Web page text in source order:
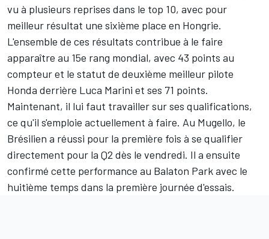
vu à plusieurs reprises dans le top 10, avec pour
meilleur résultat une sixième place en Hongrie.
L'ensemble de ces résultats contribue à le faire
apparaître au 15e rang mondial, avec 43 points au
compteur et le statut de deuxième meilleur pilote
Honda derrière Luca Marini et ses 71 points.
Maintenant, il lui faut travailler sur ses qualifications,
ce qu'il s'emploie actuellement à faire. Au Mugello, le
Brésilien a réussi pour la première fois à se qualifier
directement pour la Q2 dès le vendredi. Il a ensuite
confirmé cette performance au Balaton Park avec le
huitième temps dans la première journée d'essais.